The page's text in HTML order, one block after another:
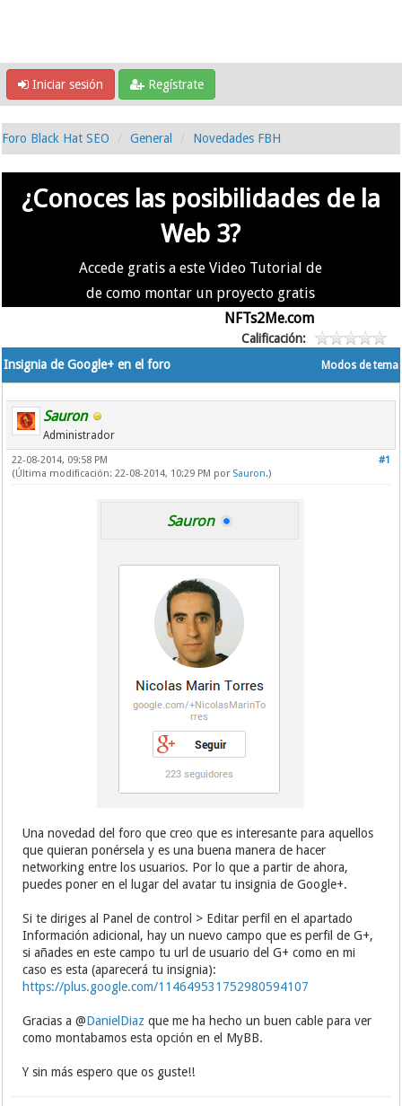
Iniciar sesión Regístrate
Foro Black Hat SEO General Novedades FBH
¿Conoces las posibilidades de la
Web 3?
Accede gratis a este Video Tutorial de
de como montar un proyecto gratis
NFTs2Me.com
Calificación:
Modos de tema
Insignia de Google+ en el foro
Sauron
Administrador
#1
22-08-2014, 09:58 PM
(Última modificación: 22-08-2014, 10:29 PM por Sauron.)
Una novedad del foro que creo que es interesante para aquellos
que quieran ponérsela y es una buena manera de hacer
networking entre los usuarios. Por lo que a partir de ahora,
puedes poner en el lugar del avatar tu insignia de Google+.
Si te diriges al Panel de control > Editar perfil en el apartado
Información adicional, hay un nuevo campo que es perfil de G+,
si añades en este campo tu url de usuario del G+ como en mi
caso es esta (aparecerá tu insignia):
https://plus.google.com/114649531752980594107
Gracias a @DanielDiaz que me ha hecho un buen cable para ver
como montabamos esta opción en el MyBB.
Y sin más espero que os guste!!